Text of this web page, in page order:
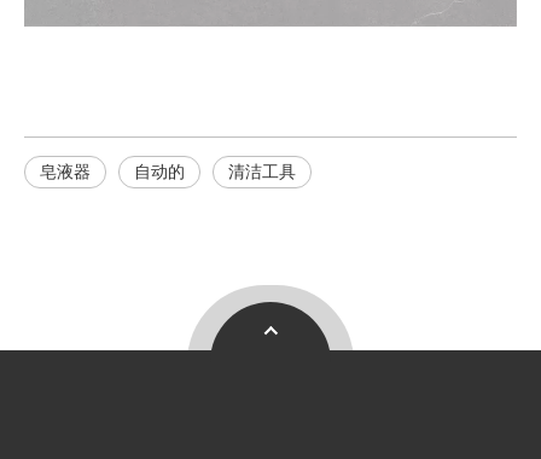
皂液器 自动的 清洁工具